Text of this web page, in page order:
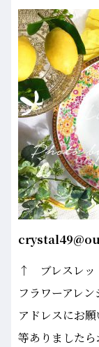
↑ ブレスレッ
フラワーアレ
アドレスにお
等ありました